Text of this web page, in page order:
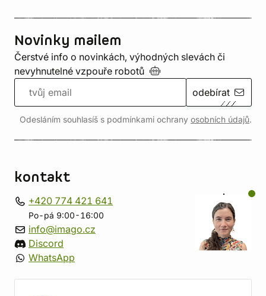
Novinky mailem
Čerstvé info o novinkách, výhodných slevách či
nevyhnutelné vzpouře robotů
odebírat
Odesláním souhlasíš s podmínkami ochrany osobních údajů.
kontakt
+420 774 421 641
Po-pá 9:00-16:00
info@imago.cz
Discord
WhatsApp